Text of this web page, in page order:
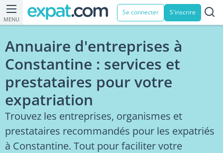
MENU
Se connecter S'inscrire
Annuaire d'entreprises à
Constantine : services et
prestataires pour votre
expatriation
Trouvez les entreprises, organismes et
prestataires recommandés pour les expatriés
à Constantine. Tout pour faciliter votre